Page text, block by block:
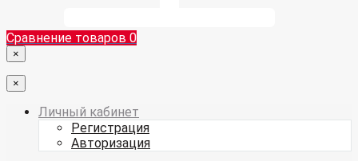
Сравнение товаров 0
×
×
Личный кабинет
Регистрация
Авторизация